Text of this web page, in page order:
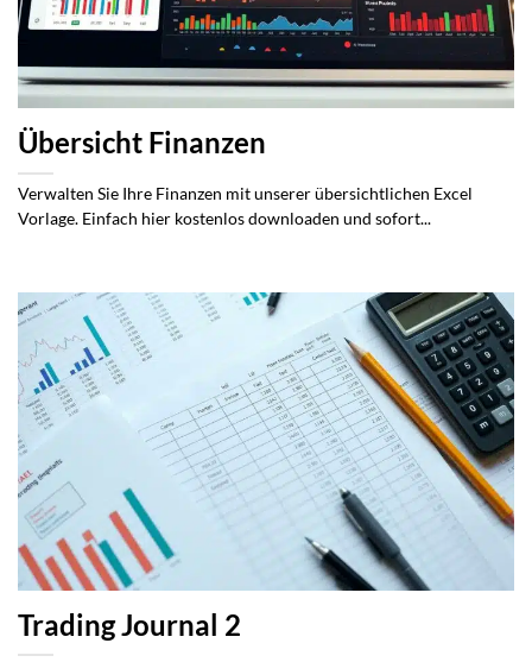
Übersicht Finanzen
Verwalten Sie Ihre Finanzen mit unserer übersichtlichen Excel
Vorlage. Einfach hier kostenlos downloaden und sofort...
Trading Journal 2